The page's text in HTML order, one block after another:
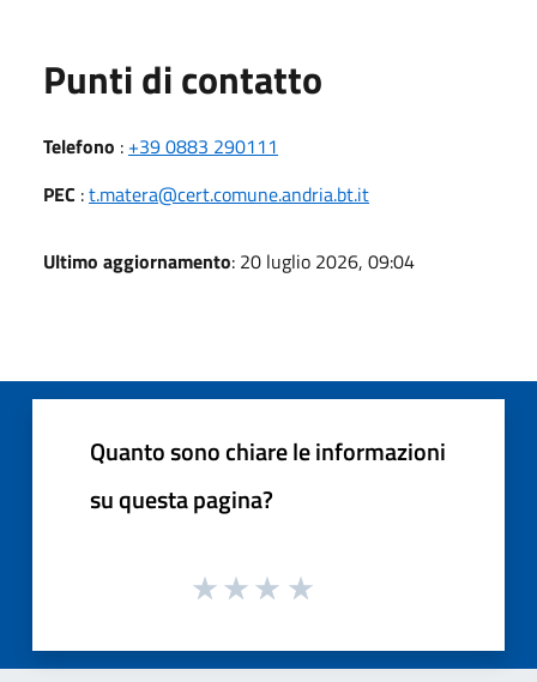
Punti di contatto
Telefono : +39 0883 290111
PEC :t.matera@cert.comune.andria.bt.it
Ultimo aggiornamento: 20 luglio 2026, 09:04
Quanto sono chiare le informazioni
su questa pagina?